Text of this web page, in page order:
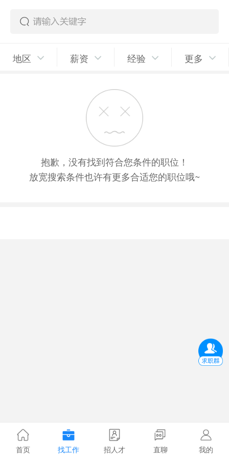
地区 薪资 经验 更多
抱歉，没有找到符合您条件的职位！
放宽搜索条件也许有更多合适您的职位哦~
首页 找工作 招人才 直聊 我的